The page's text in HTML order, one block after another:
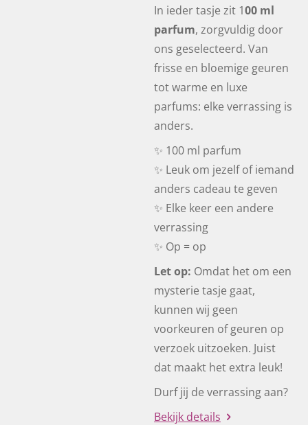
In ieder tasje zit 100 ml
parfum, zorgvuldig door
ons geselecteerd. Van
frisse en bloemige geuren
tot warme en luxe
parfums: elke verrassing is
anders.
✨ 100 ml parfum
✨ Leuk om jezelf of iemand
anders cadeau te geven
✨ Elke keer een andere
verrassing
✨ Op = op
Let op: Omdat het om een
mysterie tasje gaat,
kunnen wij geen
voorkeuren of geuren op
verzoek uitzoeken. Juist
dat maakt het extra leuk!
Durf jij de verrassing aan?
Bekijk details